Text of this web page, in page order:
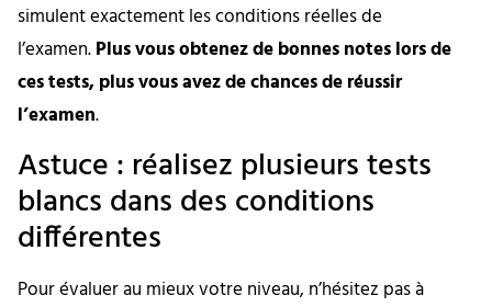
simulent exactement les conditions réelles de
l’examen.Plus vous obtenez de bonnes notes lors de
ces tests, plus vous avez de chances de réussir
l’examen.
Astuce : réalisez plusieurs tests
blancs dans des conditions
différentes
Pour évaluer au mieux votre niveau, n’hésitez pas à